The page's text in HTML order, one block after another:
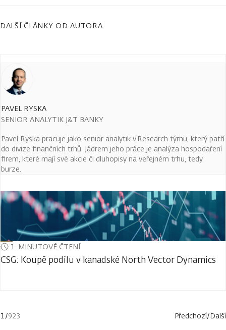
DALŠÍ ČLÁNKY OD AUTORA
PAVEL RYSKA
SENIOR ANALYTIK J&T BANKY
Pavel Ryska pracuje jako senior analytik v Research týmu, který patří
do divize finančních trhů. Jádrem jeho práce je analýza hospodaření
firem, které mají své akcie či dluhopisy na veřejném trhu, tedy
burze.
1-MINUTOVÉ ČTENÍ
CSG: Koupě podílu v kanadské North Vector Dynamics
1/923 Předchozí/Další